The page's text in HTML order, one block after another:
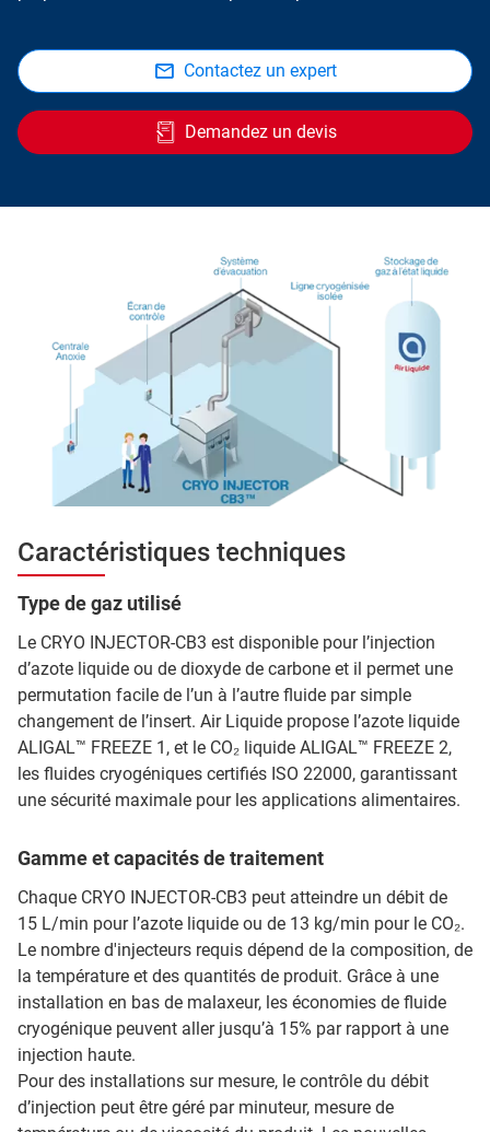
Contactez un expert
Demandez un devis
Caractéristiques techniques
Type de gaz utilisé
Le CRYO INJECTOR-CB3 est disponible pour l’injection
d’azote liquide ou de dioxyde de carbone et il permet une
permutation facile de l’un à l’autre fluide par simple
changement de l’insert. Air Liquide propose l’azote liquide
ALIGAL™ FREEZE 1, et le CO₂ liquide ALIGAL™ FREEZE 2,
les fluides cryogéniques certifiés ISO 22000, garantissant
une sécurité maximale pour les applications alimentaires.
Gamme et capacités de traitement
Chaque CRYO INJECTOR-CB3 peut atteindre un débit de
15 L/min pour l’azote liquide ou de 13 kg/min pour le CO₂.
Le nombre d'injecteurs requis dépend de la composition, de
la température et des quantités de produit. Grâce à une
installation en bas de malaxeur, les économies de fluide
cryogénique peuvent aller jusqu’à 15% par rapport à une
injection haute.
Pour des installations sur mesure, le contrôle du débit
d’injection peut être géré par minuteur, mesure de